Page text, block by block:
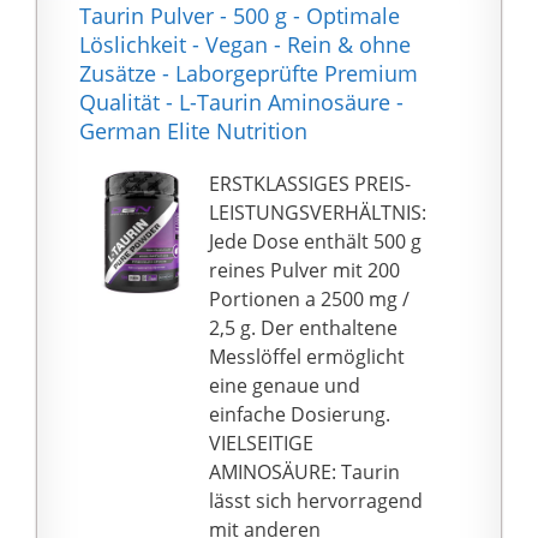
trotz Allem einmal mit
einem Produkt
unzufrieden sein, oder
Hilfe und Beratung
benötigen, melden Sie
Zufriedenheit liegt uns
besonders am Herzen.
Taurin Pulver - 500 g - Optimale
Löslichkeit - Vegan - Rein & ohne
Zusätze - Laborgeprüfte Premium
Qualität - L-Taurin Aminosäure -
German Elite Nutrition
ERSTKLASSIGES PREIS-
LEISTUNGSVERHÄLTNIS:
Jede Dose enthält 500 g
reines Pulver mit 200
Portionen a 2500 mg /
2,5 g. Der enthaltene
Messlöffel ermöglicht
eine genaue und
einfache Dosierung.
VIELSEITIGE
AMINOSÄURE: Taurin
lässt sich hervorragend
mit anderen